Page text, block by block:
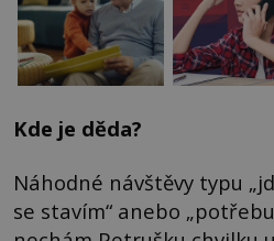
Kde je děda?
Náhodné návštěvy typu
se stavím“ anebo